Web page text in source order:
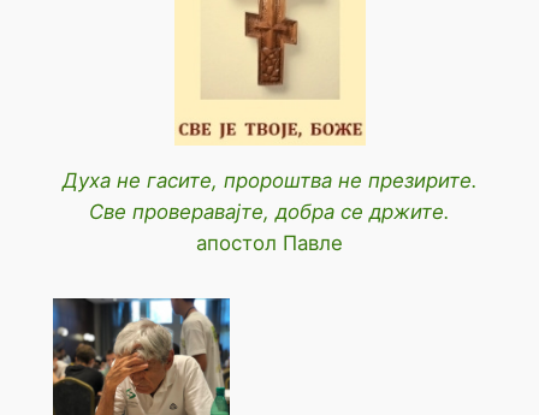
Духа не гасите, пророштва не презирите.
Све проверавајте, добра се држите.
апостол Павле